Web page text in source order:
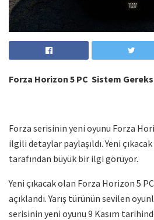
Forza Horizon 5 PC Sistem
Forza serisinin yeni oyunu Forza
ilgili detaylar paylaşıldı. Yeni
tarafından büyük bir ilgi görüyor.
Yeni çıkacak olan Forza Horizon 5
açıklandı. Yarış türünün sevilen
serisinin yeni oyunu 9 Kasım